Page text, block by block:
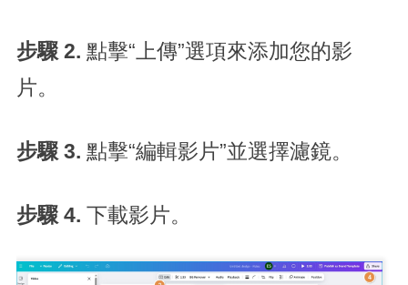
步驟 2. 點擊“上傳”選項來添加您的影
片。
步驟 3. 點擊“編輯影片”並選擇濾鏡。
步驟 4. 下載影片。